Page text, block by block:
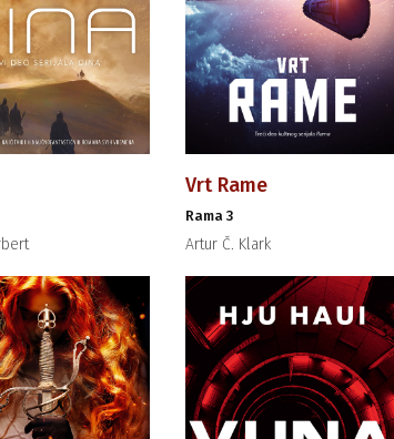
Vrt Rame
Rama 3
Artur Č. Klark